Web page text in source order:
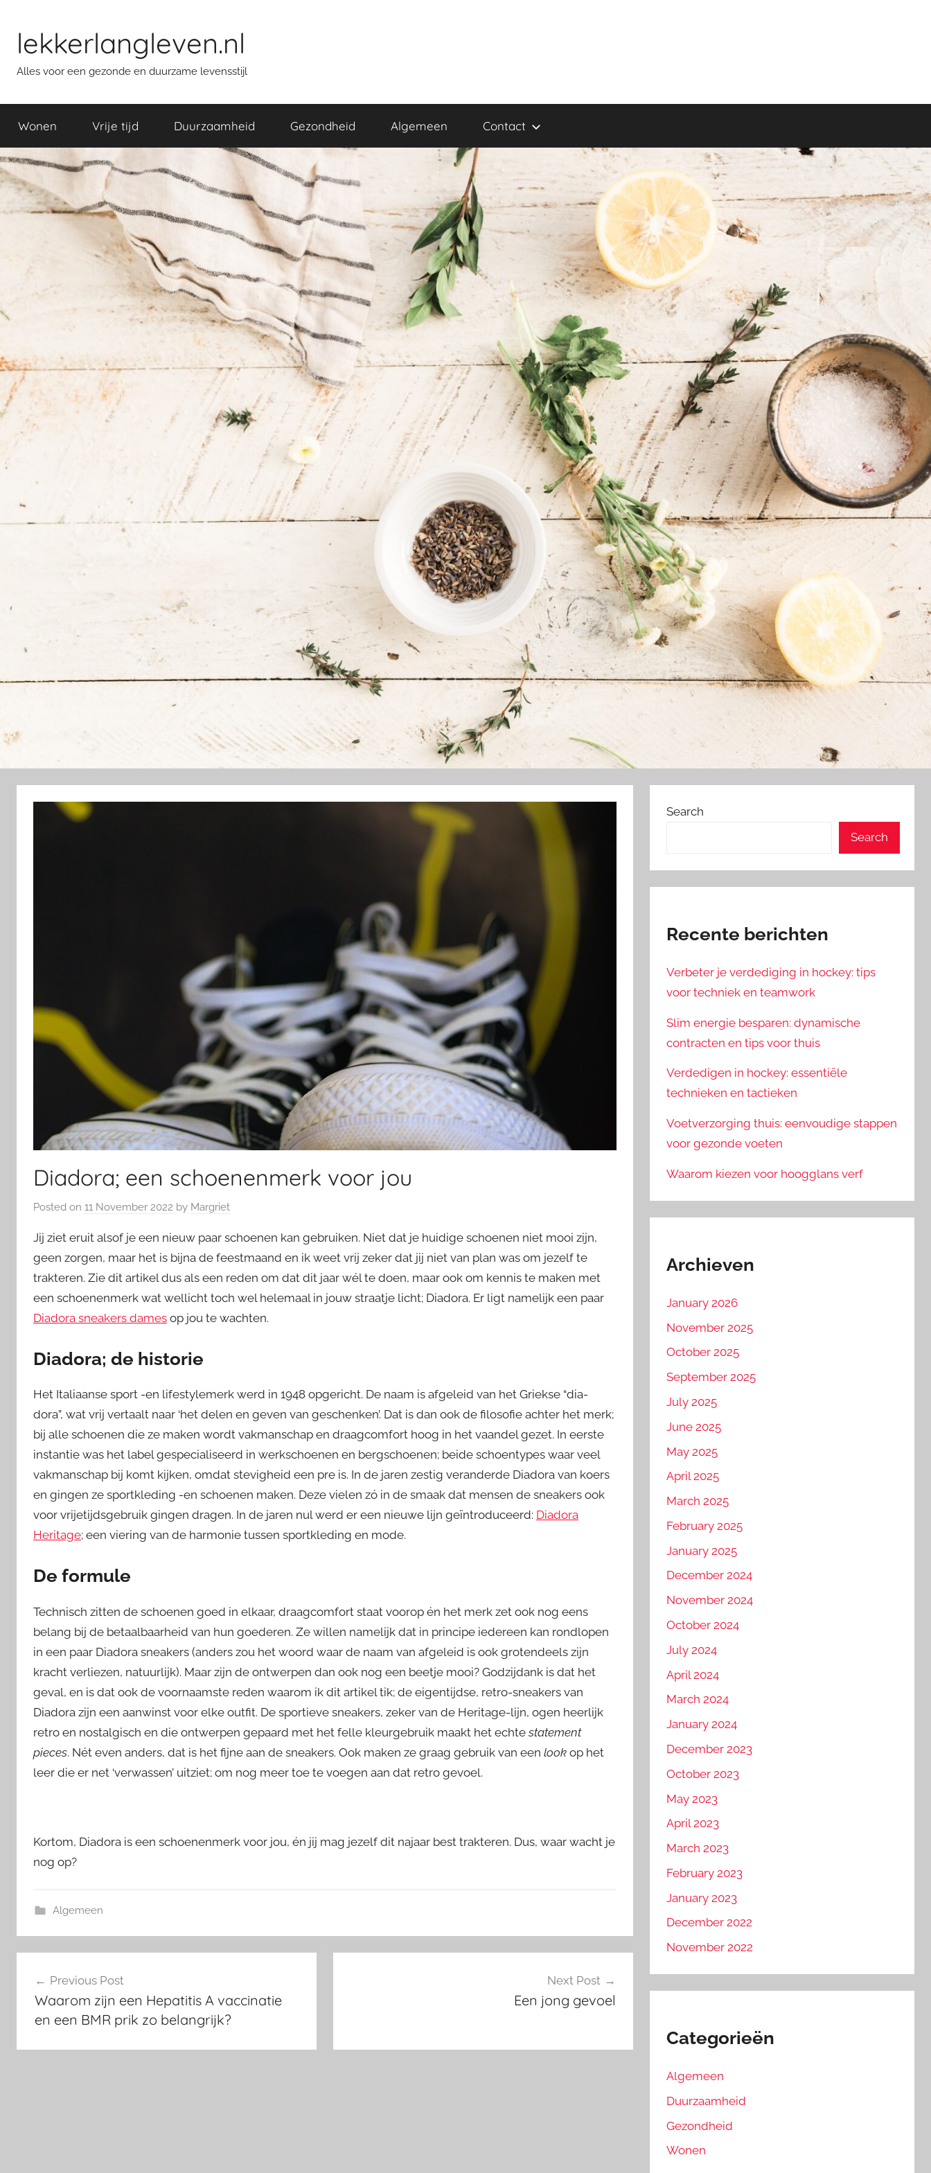
content
lekkerlangleven.nl
Alles voor een gezonde en duurzame levensstijl
Wonen Vrije tijd Duurzaamheid Gezondheid Algemeen Contact
Diadora; een schoenenmerk voor jou
Posted on 11 November 2022 by Margriet
Jij ziet eruit alsof je een nieuw paar schoenen kan gebruiken. Niet dat je huidige schoenen niet mooi zijn,
geen zorgen, maar het is bijna de feestmaand en ik weet vrij zeker dat jij niet van plan was om jezelf te
trakteren. Zie dit artikel dus als een reden om dat dit jaar wél te doen, maar ook om kennis te maken met
een schoenenmerk wat wellicht toch wel helemaal in jouw straatje licht; Diadora. Er ligt namelijk een paar
Diadora sneakers dames op jou te wachten.
Diadora; de historie
Het Italiaanse sport -en lifestylemerk werd in 1948 opgericht. De naam is afgeleid van het Griekse “dia-
dora”, wat vrij vertaalt naar ‘het delen en geven van geschenken’. Dat is dan ook de filosofie achter het merk;
bij alle schoenen die ze maken wordt vakmanschap en draagcomfort hoog in het vaandel gezet. In eerste
instantie was het label gespecialiseerd in werkschoenen en bergschoenen; beide schoentypes waar veel
vakmanschap bij komt kijken, omdat stevigheid een pre is. In de jaren zestig veranderde Diadora van koers
en gingen ze sportkleding -en schoenen maken. Deze vielen zó in de smaak dat mensen de sneakers ook
voor vrijetijdsgebruik gingen dragen. In de jaren nul werd er een nieuwe lijn geïntroduceerd: Diadora
Heritage; een viering van de harmonie tussen sportkleding en mode.
De formule
Technisch zitten de schoenen goed in elkaar, draagcomfort staat voorop én het merk zet ook nog eens
belang bij de betaalbaarheid van hun goederen. Ze willen namelijk dat in principe iedereen kan rondlopen
in een paar Diadora sneakers (anders zou het woord waar de naam van afgeleid is ook grotendeels zijn
kracht verliezen, natuurlijk). Maar zijn de ontwerpen dan ook nog een beetje mooi? Godzijdank is dat het
geval, en is dat ook de voornaamste reden waarom ik dit artikel tik; de eigentijdse, retro-sneakers van
Diadora zijn een aanwinst voor elke outfit. De sportieve sneakers, zeker van de Heritage-lijn, ogen heerlijk
retro en nostalgisch en die ontwerpen gepaard met het felle kleurgebruik maakt het echtestatement
pieces. Nét even anders, dat is het fijne aan de sneakers. Ook maken ze graag gebruik van een look op het
leer die er net ‘verwassen’ uitziet; om nog meer toe te voegen aan dat retro gevoel.
Kortom, Diadora is een schoenenmerk voor jou, én jij mag jezelf dit najaar best trakteren. Dus, waar wacht je
nog op?
Algemeen
navigation
Previous Post
Waarom zijn een Hepatitis A vaccinatie
en een BMR prik zo belangrijk?
Next Post
Een jong gevoel
Search
Search
Recente berichten
Verbeter je verdediging in hockey: tips
voor techniek en teamwork
Slim energie besparen: dynamische
contracten en tips voor thuis
Verdedigen in hockey: essentiële
technieken en tactieken
Voetverzorging thuis: eenvoudige stappen
voor gezonde voeten
Waarom kiezen voor hoogglans verf
Archieven
January 2026
November 2025
October 2025
September 2025
July 2025
June 2025
May 2025
April 2025
March 2025
February 2025
January 2025
December 2024
November 2024
October 2024
July 2024
April 2024
March 2024
January 2024
December 2023
October 2023
May 2023
April 2023
March 2023
February 2023
January 2023
December 2022
November 2022
Categorieën
Algemeen
Duurzaamheid
Gezondheid
Wonen